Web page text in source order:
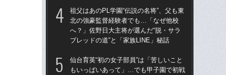
祖父はあのPL学園“伝説の名将”、父も東
北の強豪監督経験者でも…「なぜ他校
へ？」佐野日大主将が選んだ“脱・サラ
ブレッドの道”と「家族LINE」秘話
仙台育英“初の女子部員”は「苦しいこと
もいっぱいあって」…でも甲子園で初戦